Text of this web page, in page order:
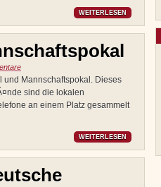
WEITERLESEN
Mannschaftspokal. Dieses
sind die lokalen
an einem Platz gesammelt
WEITERLESEN